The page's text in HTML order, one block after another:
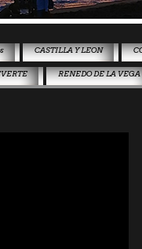
CASTILLA Y LEON
RENEDO DE LA VEGA